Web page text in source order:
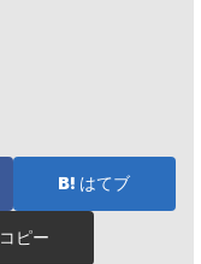
はてブ
コピー